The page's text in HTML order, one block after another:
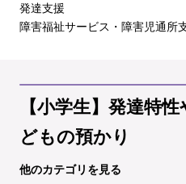
発達支援
障害福祉サービス・障害児通所
【小学生】発達特
どもの預かり
他のカテゴリを見る